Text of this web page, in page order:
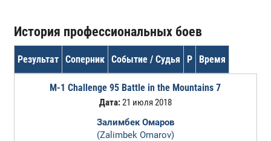
История профессиональных боев
Результат Соперник Событие / Судья Р Время
M-1 Challenge 95 Battle in the Mountains 7
Дата:21 июля 2018
Залимбек Омаров
(Zalimbek Omarov)